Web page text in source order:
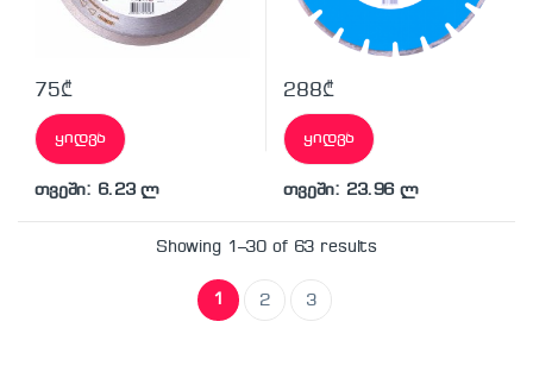
75₾
ყიდვა
თვეში: 6.23 ლ
288₾
ყიდვა
თვეში: 23.96 ლ
Showing 1–30 of 63 results
1 2 3